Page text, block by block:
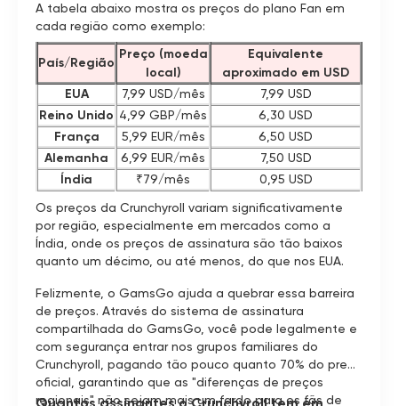
A tabela abaixo mostra os preços do plano Fan em
cada região como exemplo:
País/Região
Preço (moeda
local)
Equivalente
aproximado em USD
EUA
7,99 USD/mês 7,99 USD
Reino Unido 4,99 GBP/mês 6,30 USD
França 5,99 EUR/mês 6,50 USD
Alemanha 6,99 EUR/mês 7,50 USD
Índia ₹79/mês
0,95 USD
Os preços da Crunchyroll variam significativamente
por região, especialmente em mercados como a
Índia, onde os preços de assinatura são tão baixos
quanto um décimo, ou até menos, do que nos EUA.
Felizmente, o GamsGo ajuda a quebrar essa barreira
de preços. Através do sistema de assinatura
compartilhada do GamsGo, você pode legalmente e
com segurança entrar nos grupos familiares do
Crunchyroll, pagando tão pouco quanto 70% do preço
oficial, garantindo que as "diferenças de preços
regionais" não sejam mais um fardo para os fãs de